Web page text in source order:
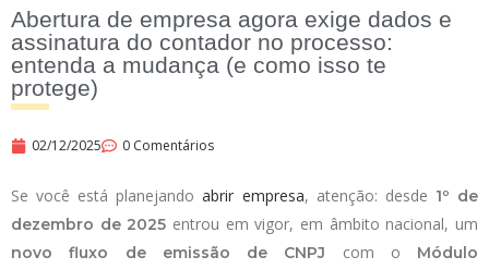
Abertura de empresa agora exige dados e
assinatura do contador no processo:
entenda a mudança (e como isso te
protege)
02/12/2025 0 Comentários
Se você está planejandoabrir empresa, atenção: desde 1º de
dezembro de 2025 entrou em vigor, em âmbito nacional, um
novo fluxo de emissão de CNPJ com o Módulo